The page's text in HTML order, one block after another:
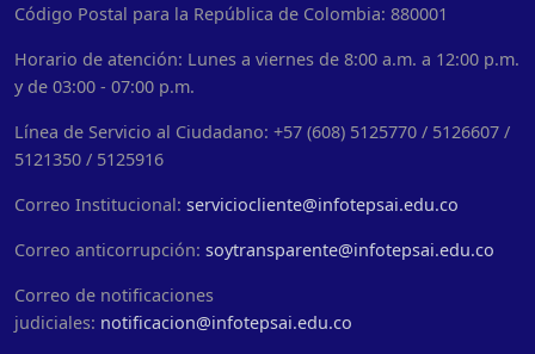
Código Postal para la República de Colombia: 880001
Horario de atención: Lunes a viernes de 8:00 a.m. a 12:00 p.m.
y de 03:00 - 07:00 p.m.
Línea de Servicio al Ciudadano: +57 (608) 5125770 / 5126607 /
5121350 / 5125916
Correo Institucional: serviciocliente@infotepsai.edu.co
Correo anticorrupción: soytransparente@infotepsai.edu.co
Correo de notificaciones
judiciales: notificacion@infotepsai.edu.co